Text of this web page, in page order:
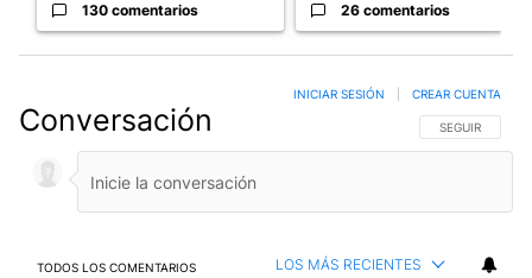
130 comentarios 26 comentarios
Conversación SIGA ESTA
SEGUIR
INICIAR SESIÓN CREAR CUENTA
TODOS LOS COMENTARIOS LOS MÁS RECIENTES